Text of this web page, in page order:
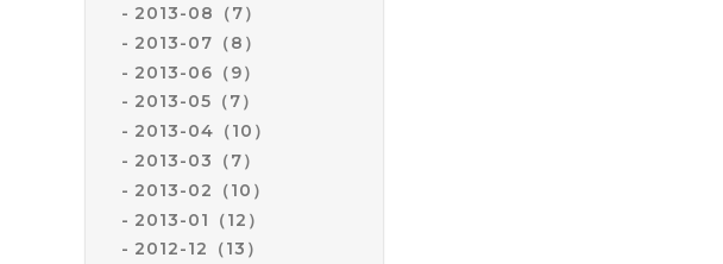
2013-08（7）
2013-07（8）
2013-06（9）
2013-05（7）
2013-04（10）
2013-03（7）
2013-02（10）
2013-01（12）
2012-12（13）